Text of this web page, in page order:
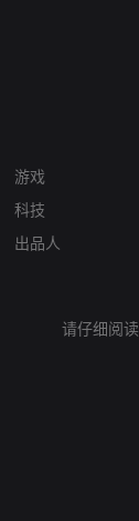
游戏
科技
出品人
请仔细阅读